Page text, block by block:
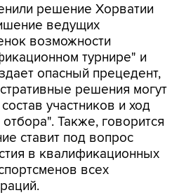
решение Хорватии
ведущих
возможности
турнире" и
опасный прецедент,
решения могут
участников и ход
Также, говорится
ставит под вопрос
в квалификационных
всех